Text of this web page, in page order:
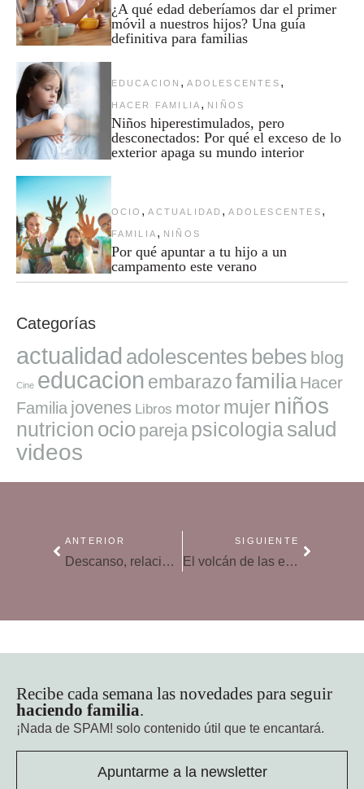
¿A qué edad deberíamos dar el primer
móvil a nuestros hijos? Una guía
definitiva para familias
EDUCACION , ADOLESCENTES ,
HACER FAMILIA , NIÑOS
Niños hiperestimulados, pero
desconectados: Por qué el exceso de lo
exterior apaga su mundo interior
OCIO , ACTUALIDAD , ADOLESCENTES ,
FAMILIA , NIÑOS
Por qué apuntar a tu hijo a un
campamento este verano
Categorías
actualidad adolescentes bebes blog
Cine educacion embarazofamilia Hacer
Familia jovenes Libros motor mujer niños
nutricion ocio pareja psicologiasalud
videos
ANTERIOR
Descanso, relaciones sociales y actividad física, ingredientes de una buena salud mental
SIGUIENTE
El volcán de las emociones de los adolescentes, ¿cómo entenderles?
Recibe cada semana las novedades para seguir
haciendo familia.
¡Nada de SPAM! solo contenido útil que te encantará.
Apuntarme a la newsletter